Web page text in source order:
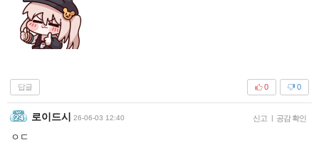
답글 0
0
로이드시 26-06-03 12:40 신고 | 공감 확인
ㅇㄷ